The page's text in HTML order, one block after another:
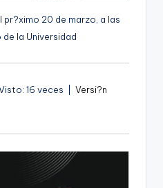
20 de marzo, a las
la Universidad
16 veces | Versi?n